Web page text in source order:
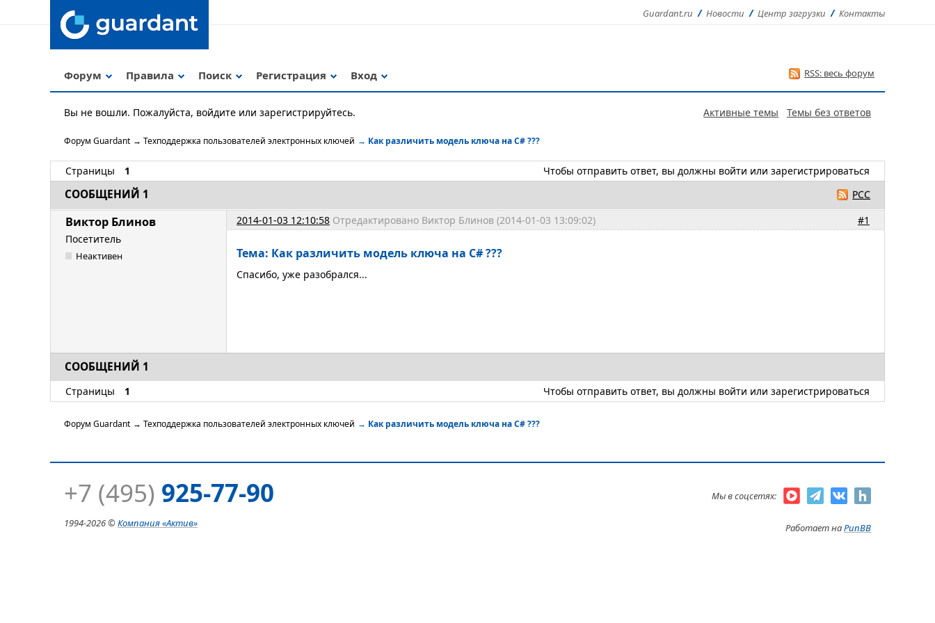
Guardant.ru Новости Центр загрузки Контакты
Форум Правила Поиск Регистрация Вход RSS: весь форум
Активные темы Темы без ответов
Вы не вошли. Пожалуйста, войдите или зарегистрируйтесь.
Форум Guardant → Техподдержка пользователей электронных ключей → Как различить модель ключа на C# ???
Страницы 1 Чтобы отправить ответ, вы должны войти или зарегистрироваться
РСС
СООБЩЕНИЙ 1
#1
Виктор Блинов 2014-01-03 12:10:58 Отредактировано Виктор Блинов (2014-01-03 13:09:02)
Посетитель
Неактивен Тема: Как различить модель ключа на C# ???
Спасибо, уже разобрался...
СООБЩЕНИЙ 1
Страницы 1 Чтобы отправить ответ, вы должны войти или зарегистрироваться
Форум Guardant → Техподдержка пользователей электронных ключей → Как различить модель ключа на C# ???
+7 (495) 925-77-90
1994-2026 ©Компания«Актив»
Мы в соцсетях:
Работает наPunBB